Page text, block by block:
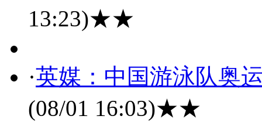
13:23)★★
·英媒：中国游泳队奥
(08/01 16:03)★★